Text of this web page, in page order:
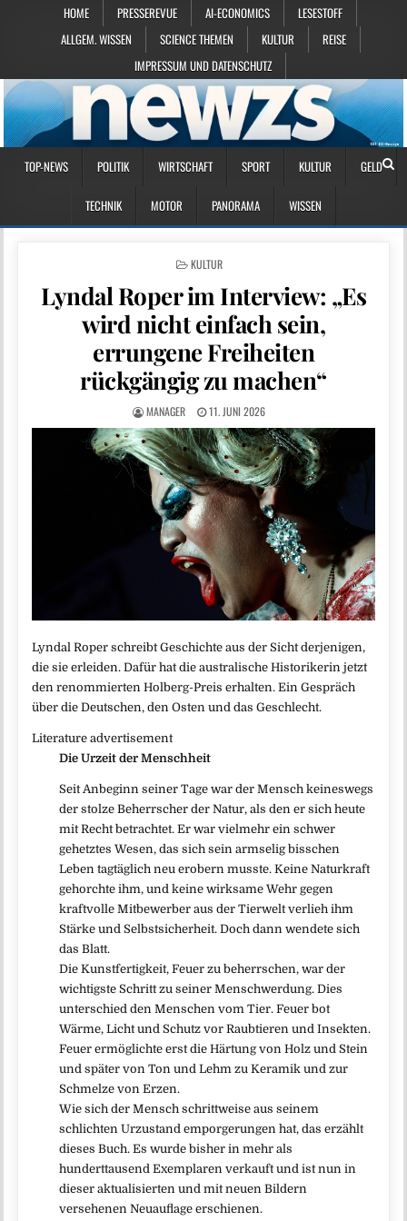
HOME PRESSEREVUE AI-ECONOMICS
LESESTOFF
ALLGEM. WISSEN
SCIENCE THEMEN KULTUR
REISE
IMPRESSUM UND DATENSCHUTZ
TOP-NEWS POLITIK WIRTSCHAFT SPORT KULTUR GELD
TECHNIK MOTOR PANORAMA WISSEN
POSTED IN
KULTUR
Lyndal Roper im Interview: „Es
wird nicht einfach sein,
errungene Freiheiten
rückgängig zu machen“
MANAGER 11. JUNI 2026
Lyndal Roper schreibt Geschichte aus der Sicht derjenigen,
die sie erleiden. Dafür hat die australische Historikerin jetzt
den renommierten Holberg-Preis erhalten. Ein Gespräch
über die Deutschen, den Osten und das Geschlecht.
Literature advertisement
Die Urzeit der Menschheit
Seit Anbeginn seiner Tage war der Mensch keineswegs
der stolze Beherrscher der Natur, als den er sich heute
mit Recht betrachtet. Er war vielmehr ein schwer
gehetztes Wesen, das sich sein armselig bisschen
Leben tagtäglich neu erobern musste. Keine Naturkraft
gehorchte ihm, und keine wirksame Wehr gegen
kraftvolle Mitbewerber aus der Tierwelt verlieh ihm
Stärke und Selbstsicherheit. Doch dann wendete sich
das Blatt.
Die Kunstfertigkeit, Feuer zu beherrschen, war der
wichtigste Schritt zu seiner Menschwerdung. Dies
unterschied den Menschen vom Tier. Feuer bot
Wärme, Licht und Schutz vor Raubtieren und Insekten.
Feuer ermöglichte erst die Härtung von Holz und Stein
und später von Ton und Lehm zu Keramik und zur
Schmelze von Erzen.
Wie sich der Mensch schrittweise aus seinem
schlichten Urzustand emporgerungen hat, das erzählt
dieses Buch. Es wurde bisher in mehr als
hunderttausend Exemplaren verkauft und ist nun in
dieser aktualisierten und mit neuen Bildern
versehenen Neuauflage erschienen.